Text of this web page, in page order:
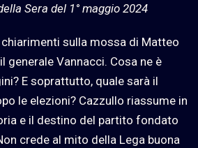
Sera del 1° maggio 2024
sulla mossa di Matteo
generale Vannacci. Cosa ne è
E soprattutto, quale sarà il
le elezioni? Cazzullo riassume in
e il destino del partito fondato
crede al mito della Lega buona